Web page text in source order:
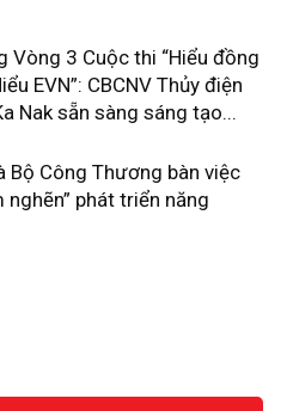
Vòng 3 Cuộc thi “Hiểu đồng
EVN”: CBCNV Thủy điện
Nak sẵn sàng sáng tạo...
Bộ Công Thương bàn việc
nghẽn” phát triển năng